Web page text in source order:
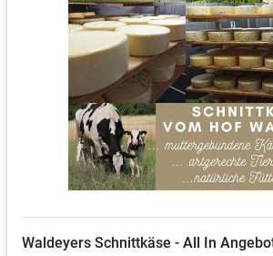
Auf Wunsch senden wir Ihnen den Käse
Ihnen nach Hause. Dafür wählen Sie bitte
"Käseversand" aus. In den Versandkosten
Versandmaterial mit Kühlelementen sowie
Waldeyers Schnittkäse - All In